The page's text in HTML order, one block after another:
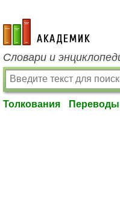
academic.ru
Словари и
Толкования Переводы